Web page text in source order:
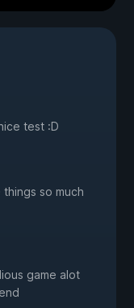
test :D
so much
game alot